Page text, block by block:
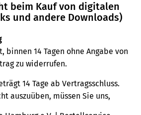
beim Kauf von digitalen
und andere Downloads)
binnen 14 Tagen ohne Angabe von
zu widerrufen.
14 Tage ab Vertragsschluss.
auszuüben, müssen Sie uns,